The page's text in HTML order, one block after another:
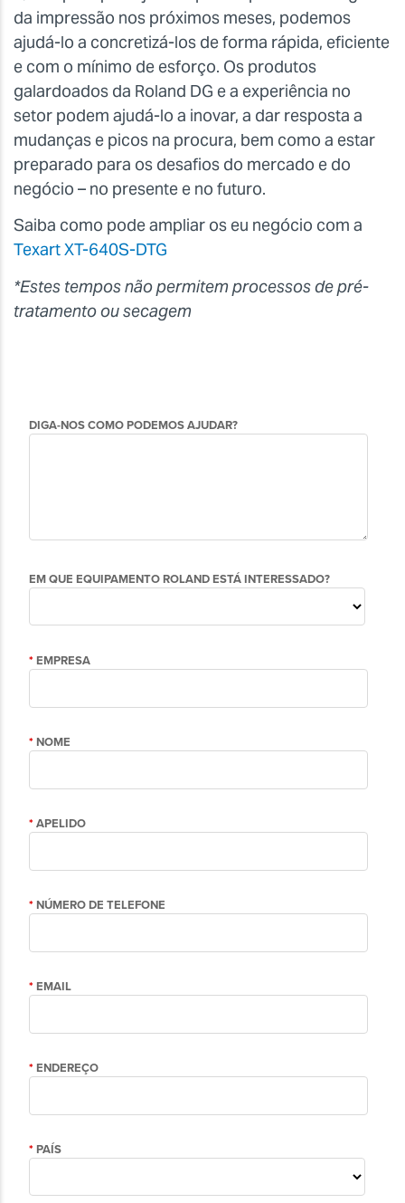
da impressão nos próximos meses, podemos
ajudá-lo a concretizá-los de forma rápida, eficiente
e com o mínimo de esforço. Os produtos
galardoados da Roland DG e a experiência no
setor podem ajudá-lo a inovar, a dar resposta a
mudanças e picos na procura, bem como a estar
preparado para os desafios do mercado e do
negócio – no presente e no futuro.
Saiba como pode ampliar os eu negócio com a
Texart XT-640S-DTG
*Estes tempos não permitem processos de pré-
tratamento ousecagem